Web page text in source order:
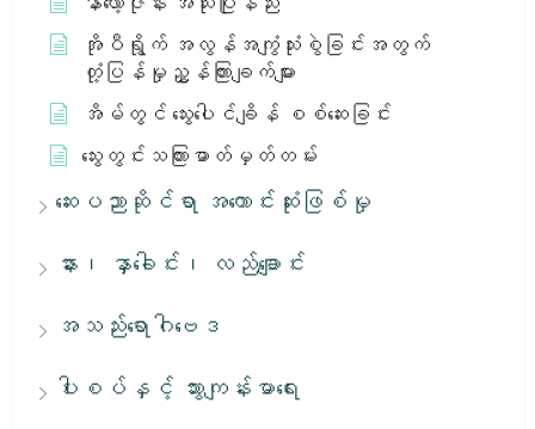
အိုပီရွိုက် အလွန်အကျွံသုံးစွဲခြင်းအတွက်
တုံ့ပြန်မှုညွှန်ကြားချက်များ
အိမ်တွင် သွေးပေါင်ချိန် စစ်ဆေးခြင်း
သွေးတွင်းသကြားဓာတ်မှတ်တမ်း
ဆေးပညာဆိုင်ရာ အကောင်းဆုံးဖြစ်မှု
နား၊ နှာခေါင်း၊ လည်ချောင်း
အသည်းရောဂါဗေဒ
ပါးစပ်နှင့် သွားကျန်းမာရေး